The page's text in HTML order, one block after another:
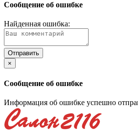
Сообщение об ошибке
Найденная ошибка:
×
Сообщение об ошибке
Информация об ошибке успешно